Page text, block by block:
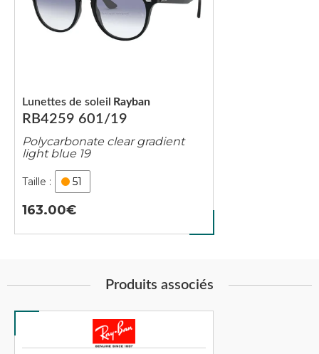
RB4259 601/19
Lunettes de soleil Rayban
Polycarbonate clear gradient
light blue 19
51
163.00
Produits associés